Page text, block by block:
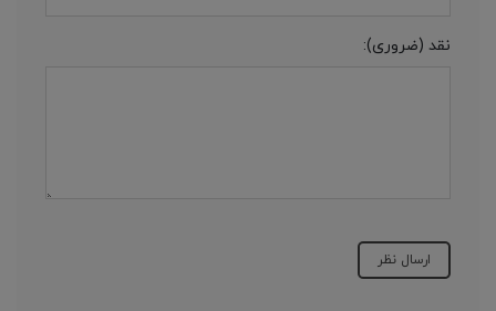
نقد (ضروری):